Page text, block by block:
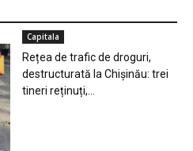
Capitala
Rețea de trafic de droguri,
destructurată la Chișinău: trei
tineri reținuți,...